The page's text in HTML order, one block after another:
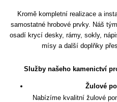
Kromě kompletní realizace a
samostatné hrobové prvky. Náš
osadí krycí desky, rámy, sokly,
mísy a další doplňky
Služby našeho kamenictví
Žulové
Nabízíme kvalitní žulové